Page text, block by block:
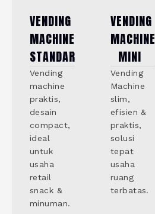
VENDING
MACHINE
STANDAR
Vending
machine
praktis,
desain
compact,
ideal
untuk
usaha
retail
snack &
minuman.
VENDING
MACHINE
MINI
Vending
Machine
slim,
efisien &
praktis,
solusi
tepat
usaha
ruang
terbatas.